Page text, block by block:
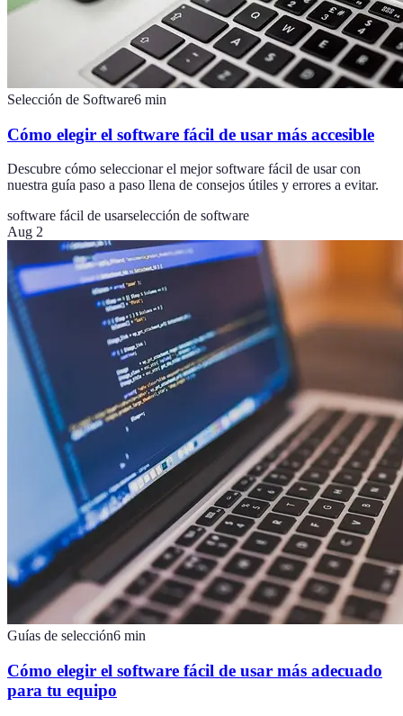
Selección de Software6 min
Cómo elegir el software fácil de usar más accesible
Descubre cómo seleccionar el mejor software fácil de usar con
nuestra guía paso a paso llena de consejos útiles y errores a evitar.
software fácil de usarselección de software
Aug 2
Guías de selección6 min
Cómo elegir el software fácil de usar más adecuado
para tu equipo